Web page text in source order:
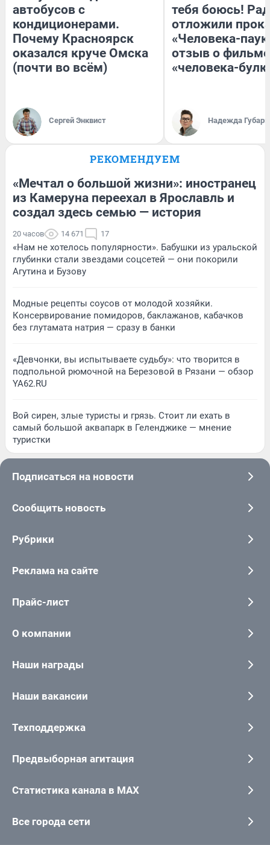
автобусов с
кондиционерами.
Почему Красноярск
оказался круче Омска
(почти во всём)
Сергей Энквист
тебя боюсь!
отложили
«Человека-
отзыв о
«человека-
Надежда Губарь
РЕКОМЕНДУЕМ
«Мечтал о большой жизни»: иностранец
из Камеруна переехал в Ярославль и
создал здесь семью — история
20 часов 14 671 17
«Нам не хотелось популярности». Бабушки из уральской
глубинки стали звездами соцсетей — они покорили
Агутина и Бузову
Модные рецепты соусов от молодой хозяйки.
Консервирование помидоров, баклажанов, кабачков
без глутамата натрия — сразу в банки
«Девчонки, вы испытываете судьбу»: что творится в
подпольной рюмочной на Березовой в Рязани — обзор
YA62.RU
Вой сирен, злые туристы и грязь. Стоит ли ехать в
самый большой аквапарк в Геленджике — мнение
туристки
Подписаться на новости
Сообщить новость
Рубрики
Реклама на сайте
Прайс-лист
О компании
Наши награды
Наши вакансии
Техподдержка
Предвыборная агитация
Статистика канала в MAX
Все города сети